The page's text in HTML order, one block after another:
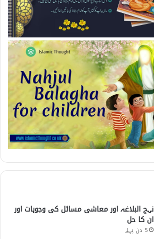
نہج البلاغہ اور معاشی مسائل کی وجوہات اور
ان کا حل
5 دن پہلے